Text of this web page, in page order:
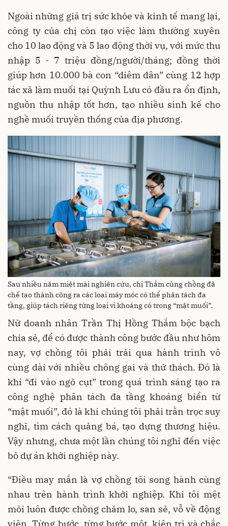
Ngoài những giá trị sức khỏe và kinh tế mang lại,
công ty của chị còn tạo việc làm thường xuyên
cho 10 lao động và 5 lao động thời vụ, với mức thu
nhập 5 - 7 triệu đồng/người/tháng; đồng thời
giúp hơn 10.000 bà con “diêm dân” cùng 12 hợp
tác xã làm muối tại Quỳnh Lưu có đầu ra ổn định,
nguồn thu nhập tốt hơn, tạo nhiều sinh kế cho
nghề muối truyền thống của địa phương.
Sau nhiều năm miệt mài nghiên cứu, chị Thắm cùng chồng đã
chế tạo thành công ra các loại máy móc có thể phân tách đa
tầng, giúp tách riêng từng loại vi khoáng có trong “mật muối”.
Nữ doanh nhân Trần Thị Hồng Thắm bộc bạch
chia sẻ, để có được thành công bước đầu như hôm
nay, vợ chồng tôi phải trải qua hành trình vô
cùng dài với nhiều chông gai và thử thách. Đó là
khi “đi vào ngõ cụt” trong quá trình sáng tạo ra
công nghệ phân tách đa tầng khoáng biển từ
“mật muối”, đó là khi chúng tôi phải trằn trọc suy
nghĩ, tìm cách quảng bá, tạo dựng thương hiệu.
Vậy nhưng, chưa một lần chúng tôi nghĩ đến việc
bỏ dự án khởi nghiệp này.
“Điều may mắn là vợ chồng tôi song hành cùng
nhau trên hành trình khởi nghiệp. Khi tôi mệt
mỏi luôn được chồng chăm lo, san sẻ, vỗ về động